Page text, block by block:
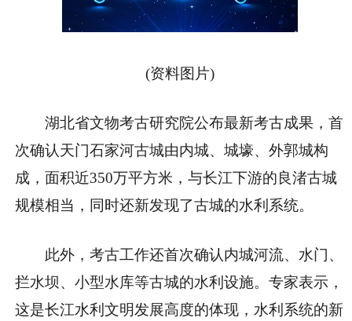
(资料图片)
湖北省文物考古研究院公布最新考古成果，首
次确认天门石家河古城由内城、城壕、外郭城构
成，面积近350万平方米，与长江下游的良渚古城
规模相当，同时还新发现了古城的水利系统。
此外，考古工作还首次确认内城河流、水门、
拦水坝、小型水库等古城的水利设施。专家表示，
这是长江水利文明发展高度的体现，水利系统的新